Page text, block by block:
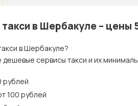
в Шербакуле – цены
в Шербакуле?
сервисы такси и их
рублей
100 рублей